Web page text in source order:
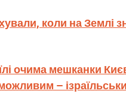
коли на Землі
очима мешканки
–